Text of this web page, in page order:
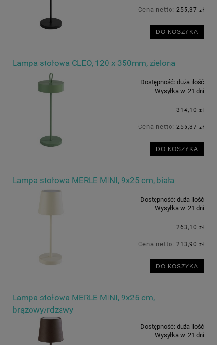
Cena netto: 255,37 zł
DO KOSZYKA
Lampa stołowa CLEO, 120 x 350mm, zielona
Dostępność: duża ilość
Wysyłka w: 21 dni
314,10 zł
Cena netto: 255,37 zł
DO KOSZYKA
Lampa stołowa MERLE MINI, 9x25 cm, biała
Dostępność: duża ilość
Wysyłka w: 21 dni
263,10 zł
Cena netto: 213,90 zł
DO KOSZYKA
Lampa stołowa MERLE MINI, 9x25 cm,
brązowy/rdzawy
Dostępność: duża ilość
Wysyłka w: 21 dni